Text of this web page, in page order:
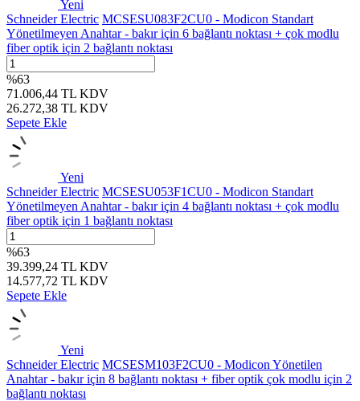
Yeni
Schneider Electric MCSESU083F2CU0 - Modicon Standart
Yönetilmeyen Anahtar - bakır için 6 bağlantı noktası + çok modlu
fiber optik için 2 bağlantı noktası
%63
71.006,44 TL KDV
26.272,38 TL KDV
Sepete Ekle
Yeni
Schneider Electric MCSESU053F1CU0 - Modicon Standart
Yönetilmeyen Anahtar - bakır için 4 bağlantı noktası + çok modlu
fiber optik için 1 bağlantı noktası
%63
39.399,24 TL KDV
14.577,72 TL KDV
Sepete Ekle
Yeni
Schneider Electric MCSESM103F2CU0 - Modicon Yönetilen
Anahtar - bakır için 8 bağlantı noktası + fiber optik çok modlu için 2
bağlantı noktası